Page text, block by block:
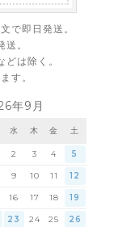
で即日発送。
。
は除く。
す。
年9月
水 木 金 土
2 3 4 5
9 10 11 12
16 17 18 19
23 24 25 26